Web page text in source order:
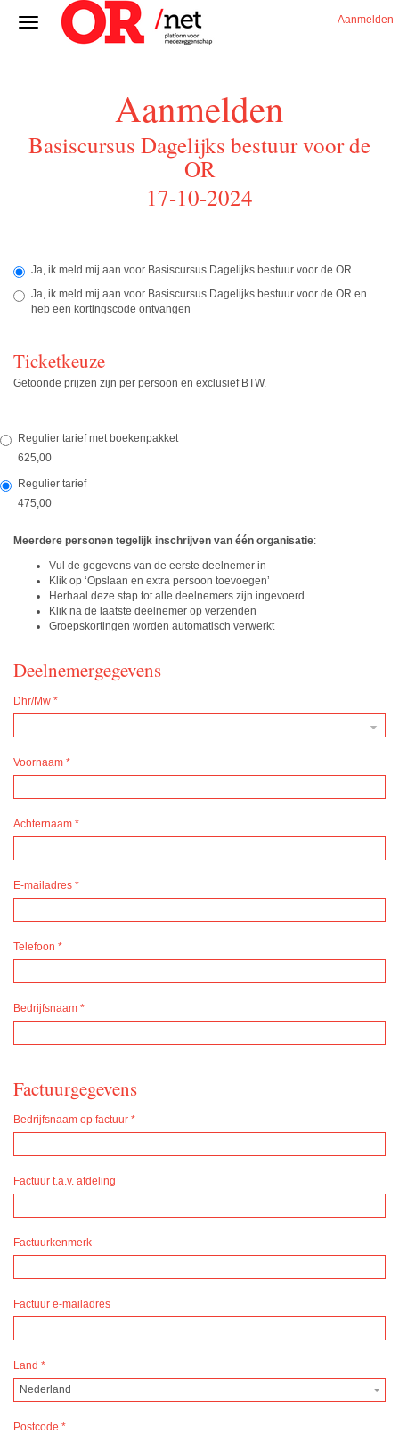
Aanmelden
Aanmelden
Basiscursus Dagelijks bestuur voor de
OR
17-10-2024
Ja, ik meld mij aan voor Basiscursus Dagelijks bestuur voor de OR
Ja, ik meld mij aan voor Basiscursus Dagelijks bestuur voor de OR en
heb een kortingscode ontvangen
Ticketkeuze
Getoonde prijzen zijn per persoon en exclusief BTW.
Regulier tarief met boekenpakket
625,00
Regulier tarief
475,00
Meerdere personen tegelijk inschrijven van één organisatie:
Vul de gegevens van de eerste deelnemer in
Klik op ‘Opslaan en extra persoon toevoegen’
Herhaal deze stap tot alle deelnemers zijn ingevoerd
Klik na de laatste deelnemer op verzenden
Groepskortingen worden automatisch verwerkt
Deelnemergegevens
Dhr/Mw *
Voornaam *
Achternaam *
E-mailadres *
Telefoon *
Bedrijfsnaam *
Factuurgegevens
Bedrijfsnaam op factuur *
Factuur t.a.v. afdeling
Factuurkenmerk
Factuur e-mailadres
Land *
Nederland
Postcode *